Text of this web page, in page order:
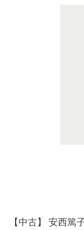
【中古】 安西篤